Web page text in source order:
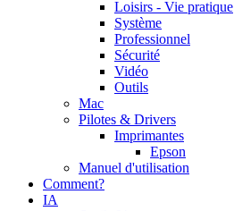
Loisirs - Vie pratique
Système
Professionnel
Sécurité
Vidéo
Outils
Mac
Pilotes & Drivers
Imprimantes
Epson
Manuel d'utilisation
Comment?
IA